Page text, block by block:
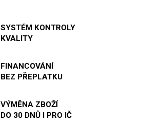
SYSTÉM KONTROLY
KVALITY
FINANCOVÁNÍ
BEZ PŘEPLATKU
VÝMĚNA ZBOŽÍ
DO 30 DNŮ I PRO IČ